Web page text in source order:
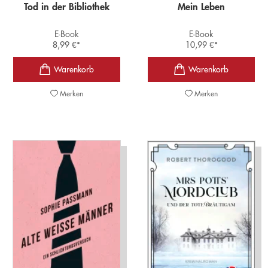
Tod in der Bibliothek
E-Book
8,99€*
Merken
Mein Leben
E-Book
10,99 €*
Merken